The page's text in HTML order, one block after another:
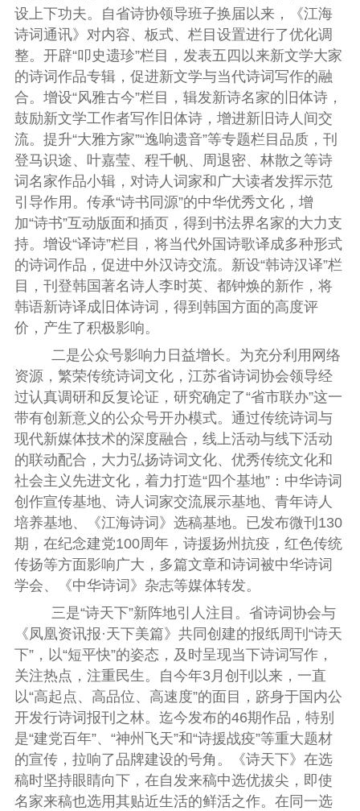
设上下功夫。自省诗协领导班子换届以来，《江海
诗词通讯》对内容、板式、栏目设置进行了优化调
整。开辟“叩史遗珍”栏目，发表五四以来新文学大家
的诗词作品专辑，促进新文学与当代诗词写作的融
合。增设“风雅古今”栏目，辑发新诗名家的旧体诗，
鼓励新文学工作者写作旧体诗，增进新旧诗人间交
流。提升“大雅方家”“逸响遗音”等专题栏目品质，刊
登马识途、叶嘉莹、程千帆、周退密、林散之等诗
词名家作品小辑，对诗人词家和广大读者发挥示范
引导作用。传承“诗书同源”的中华优秀文化，增
加“诗书”互动版面和插页，得到书法界名家的大力支
持。增设“译诗”栏目，将当代外国诗歌译成多种形式
的诗词作品，促进中外汉诗交流。新设“韩诗汉译”栏
目，刊登韩国著名诗人李时英、都钟焕的新作，将
韩语新诗译成旧体诗词，得到韩国方面的高度评
价，产生了积极影响。
二是公众号影响力日益增长。 为充分利用网络
资源，繁荣传统诗词文化，江苏省诗词协会领导经
过认真调研和反复论证，研究确定了“省市联办”这一
带有创新意义的公众号开办模式。通过传统诗词与
现代新媒体技术的深度融合，线上活动与线下活动
的联动配合，大力弘扬诗词文化、优秀传统文化和
社会主义先进文化，着力打造“四个基地”： 中华诗词
创作宣传基地、诗人词家交流展示基地、青年诗人
培养基地、《江海诗词》选稿基地。
已发布微刊 130
期，在纪念建党100周年，诗援扬州抗疫，红色传统
传扬等方面影响广大，多篇文章和诗词被中华诗词
学会、《中华诗词》杂志等媒体转发。
三是“诗天下”新阵地引人注目。 省诗词协会与
《凤凰资讯报·天下美篇》共同创建的报纸周刊“诗天
下”，以“短平快”的姿态，及时呈现当下诗词写作，
关注热点，注重民生。自今年3月创刊以来，一直
以“高起点、高品位、高速度”的面目，跻身于国内公
开发行诗词报刊之林。迄今发布的46期作品，特别
是“建党百年”、“神州飞天”和“诗援战疫”等重大题材
的宣传，拉响了品牌建设的号角。《诗天下》在选
稿时坚持眼睛向下，在自发来稿中选优拔尖，即使
名家来稿也选用其贴近生活的鲜活之作。在同一选